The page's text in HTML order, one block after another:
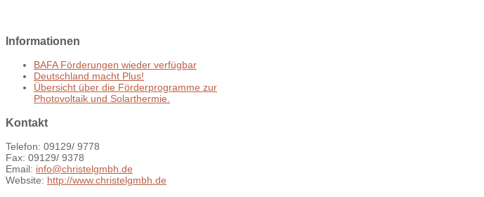
Informationen
BAFA Förderungen wieder verfügbar
Deutschland macht Plus!
Übersicht über die Förderprogramme zur
Photovoltaik und Solarthermie.
Kontakt
Telefon: 09129/ 9778
Fax: 09129/ 9378
Email: info@christelgmbh.de
Website: http://www.christelgmbh.de